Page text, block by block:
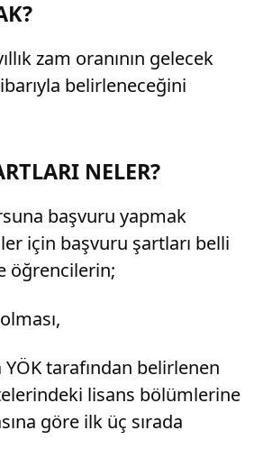
zam oranının gelecek
belirleneceğini
NELER?
başvuru yapmak
için başvuru şartları belli
öğrencilerin;
YÖK tarafından belirlenen
lisans bölümlerine
göre ilk üç sırada